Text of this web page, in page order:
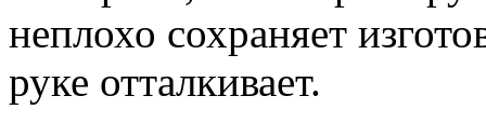
неплохо сохраняет
руке отталкивает.